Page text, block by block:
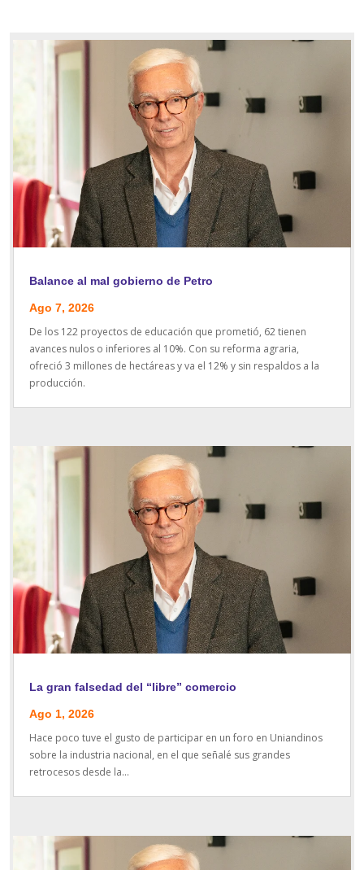
Balance al mal gobierno de Petro
Ago 7, 2026
De los 122 proyectos de educación que prometió, 62 tienen
avances nulos o inferiores al 10%. Con su reforma agraria,
ofreció 3 millones de hectáreas y va el 12% y sin respaldos a la
producción.
La gran falsedad del “libre” comercio
Ago 1, 2026
Hace poco tuve el gusto de participar en un foro en Uniandinos
sobre la industria nacional, en el que señalé sus grandes
retrocesos desde la...